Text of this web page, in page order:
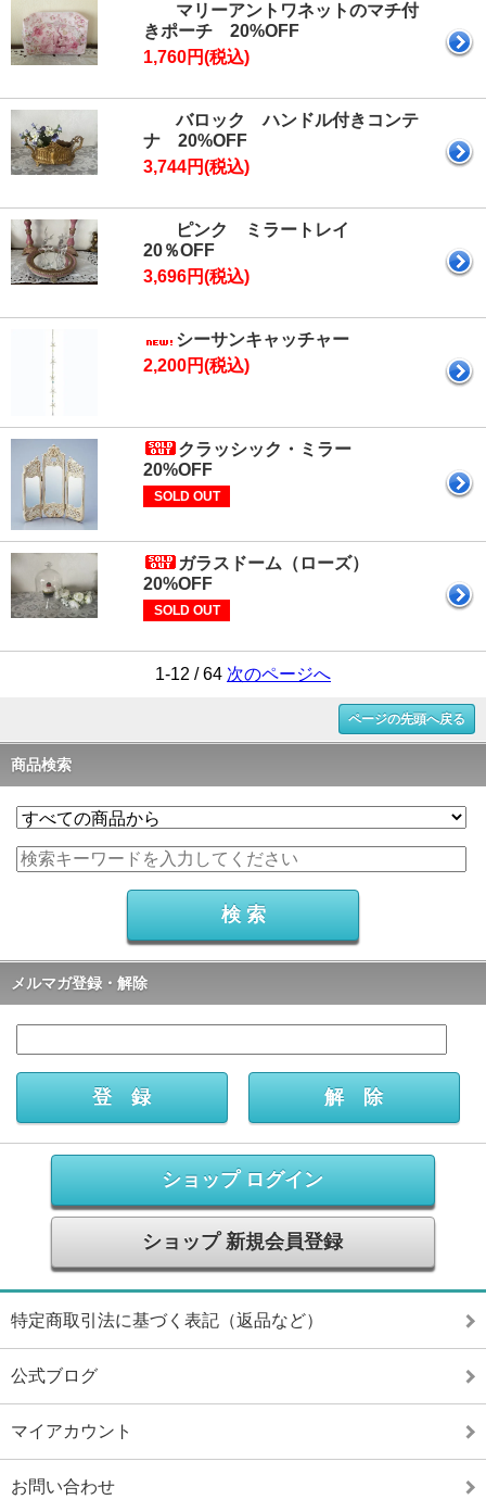
マリーアントワネットのマチ付
きポーチ 20%OFF
1,760円(税込)
バロック ハンドル付きコンテ
ナ 20%OFF
3,744円(税込)
ピンク ミラートレイ
20％OFF
3,696円(税込)
シーサンキャッチャー
2,200円(税込)
クラッシック・ミラー
20%OFF
SOLD OUT
ガラスドーム（ローズ）
20%OFF
SOLD OUT
1-12 / 64 次のページへ
ページの先頭へ戻る
商品検索
メルマガ登録・解除
ショップ ログイン
ショップ 新規会員登録
特定商取引法に基づく表記（返品など）
公式ブログ
マイアカウント
お問い合わせ